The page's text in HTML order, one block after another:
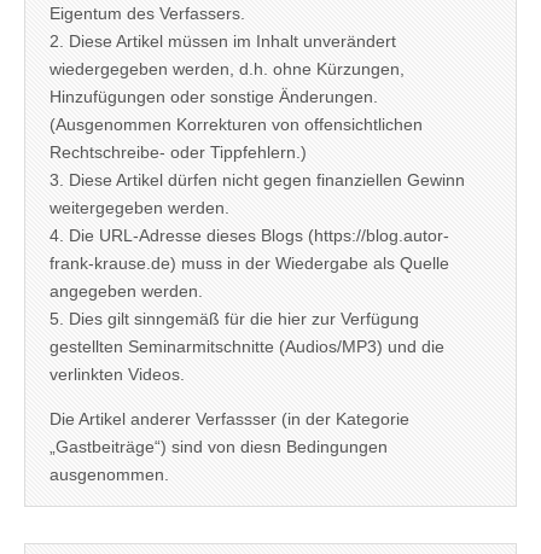
Eigentum des Verfassers.
2. Diese Artikel müssen im Inhalt unverändert
wiedergegeben werden, d.h. ohne Kürzungen,
Hinzufügungen oder sonstige Änderungen.
(Ausgenommen Korrekturen von offensichtlichen
Rechtschreibe- oder Tippfehlern.)
3. Diese Artikel dürfen nicht gegen finanziellen Gewinn
weitergegeben werden.
4. Die URL-Adresse dieses Blogs (https://blog.autor-
frank-krause.de) muss in der Wiedergabe als Quelle
angegeben werden.
5. Dies gilt sinngemäß für die hier zur Verfügung
gestellten Seminarmitschnitte (Audios/MP3) und die
verlinkten Videos.
Die Artikel anderer Verfassser (in der Kategorie
„Gastbeiträge“) sind von diesn Bedingungen
ausgenommen.